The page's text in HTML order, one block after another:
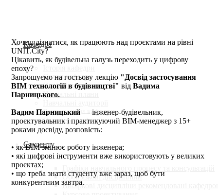
Кафедра
Склад кафедри
Освітні програми
Навчальні плани
Випускники кафедри
Партнери кафедри
Студенту
Обов'язкові дисципліни
Вибіркові дисципліни рекомендовані
Хочеш дізнатися, як працюють над проєктами на рівні
UNIT.City?
Цікавить, як будівельна галузь переходить у цифрову
епоху?
Запрошуємо на гостьову лекцію "Досвід застосування
BIM технологій в будівництві" від Вадима
Парницького.
Вадим Парницький— інженер-будівельник,
проєктувальник і практикуючий BIM-менеджер з 15+
роками досвіду, розповість:
• як BIM змінює роботу інженера;
• які цифрові інструменти вже використовують у великих
проєктах;
• що треба знати студенту вже зараз, щоб бути
конкурентним завтра.